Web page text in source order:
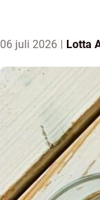
06 juli 2026 Lotta